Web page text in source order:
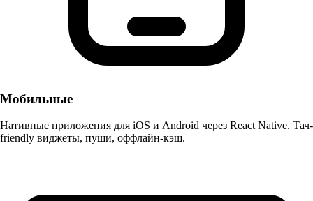
Мобильные
Нативные приложения для iOS и Android через React Native. Тач-
friendly виджеты, пуши, оффлайн-кэш.